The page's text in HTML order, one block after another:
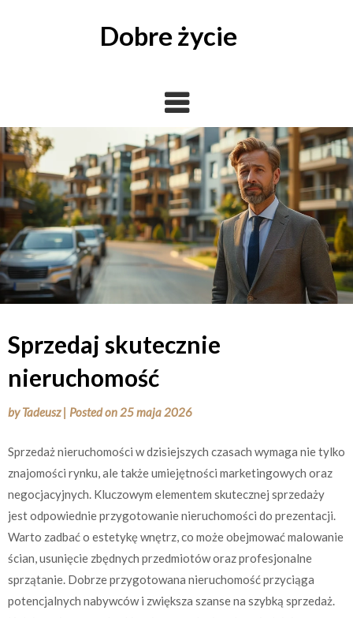
Dobre życie
Sprzedaj skutecznie
nieruchomość
byTadeusz | Posted on25 maja 2026
Sprzedaż nieruchomości w dzisiejszych czasach wymaga nie tylko
znajomości rynku, ale także umiejętności marketingowych oraz
negocjacyjnych. Kluczowym elementem skutecznej sprzedaży
jest odpowiednie przygotowanie nieruchomości do prezentacji.
Warto zadbać o estetykę wnętrz, co może obejmować malowanie
ścian, usunięcie zbędnych przedmiotów oraz profesjonalne
sprzątanie. Dobrze przygotowana nieruchomość przyciąga
potencjalnych nabywców i zwiększa szanse na szybką sprzedaż.